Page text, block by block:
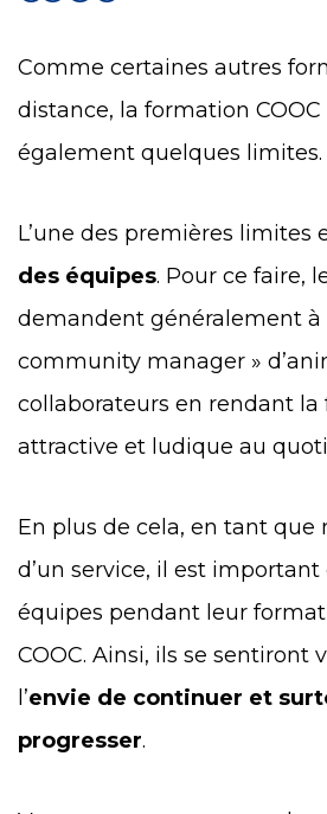
Comme certaines autres
distance, la formation
également quelques limites.
L’une des premières limites
des équipes. Pour ce faire,
demandent généralement à
community manager »
collaborateurs en rendant
attractive et ludique au
En plus de cela, en tant que
d’un service, il est important
équipes pendant leur
COOC. Ainsi, ils se sentiront
l’envie de continuer et
progresser.